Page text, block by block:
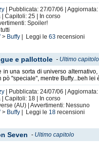
| Pubblicata: 27/07/06 |
Capitoli: 25 | In corso
Spoiler!
> Buffy | Leggi le63 recensioni
e pallottole - Ultimo capitolo
in una sorta di universo
pò "speciale", mentre Buffy...beh
| Pubblicata: 24/07/06 |
Capitoli: 18 | In corso
(AU) | Avvertimenti: Nessuno
> Buffy | Leggi le 18 recensioni
Seven - Ultimo capitolo